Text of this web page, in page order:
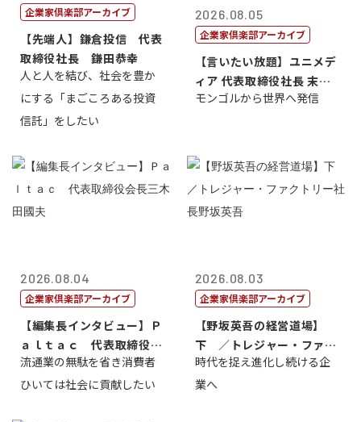
企業家倶楽部アーカイブ
【先端人】鎌倉投信 代表
取締役社長 鎌田恭幸
人と人を結び、社会を豊か
にする「まごころある投資
信託」をしたい
2026.08.05
企業家倶楽部アーカイブ
【言いたい放題】ユニメデ
ィア 代表取締役社長 末田
真
モンゴルから世界へ発信
2026.08.04
企業家倶楽部アーカイブ
【編集長インタビュー】Ｐ
ａｌｔａｃ 代表取締役会
長三木田國夫
流通業の無駄を省き消費者
ひいては社会に貢献したい
2026.08.03
企業家倶楽部アーカイブ
【野坂英吾の経営道場】
下 ／トレジャー・ファク
トリー社長野坂...
時代を捉え進化し続ける企
業へ